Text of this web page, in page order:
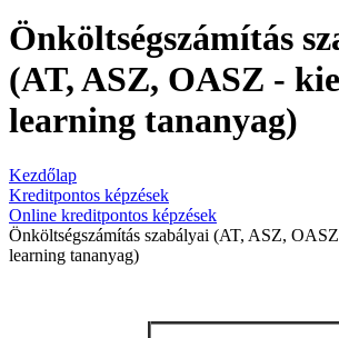
Önköltségszámítás
(AT, ASZ, OASZ -
learning tananyag)
Kezdőlap
Kreditpontos képzések
Online kreditpontos képzések
Önköltségszámítás szabályai (AT, ASZ,
learning tananyag)